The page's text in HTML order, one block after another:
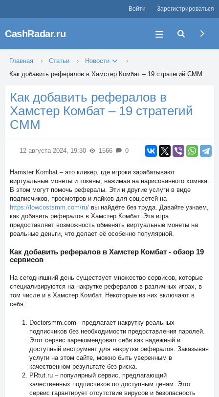
Войти Зарегистрироваться
CashRadar.ru
Главная Статьи
Новости
Как добавить рефералов в Хамстер Комбат – 19 стратегий СММ
Как добавить рефералов в
Хамстер Комбат – 19 стратегий
СММ
12 августа 2024, 19:30 1566 0
Hamster Kombat – это кликер, где игроки зарабатывают
виртуальные монеты и токены, нажимая на нарисованного хомяка.
В этом могут помочь рефералы. Эти и другие услуги в виде
подписчиков, просмотров и лайков для соц.сетей на
https://lowcostsmm.com/ru/ вы найдёте без труда. Давайте узнаем,
как добавить рефералов в Хамстер Комбат. Эта игра
предоставляет возможность обменять виртуальные монеты на
реальные деньги, что делает её особенно популярной.
Как добавить рефералов в Хамстер Комбат - обзор 19
сервисов
На сегодняшний день существует множество сервисов, которые
специализируются на накрутке рефералов в различных играх, в
том числе и в Хамстер Комбат. Некоторые из них включают в
себя:
Doctorsmm.com - предлагает накрутку реальных
подписчиков без необходимости предоставления паролей.
Этот сервис зарекомендовал себя как надежный и
доступный инструмент для накрутки рефералов. Заказывая
услуги на этом сайте, можно быть уверенным в
качественном результате без риска.
PRtut.ru – популярный сервис, предлагающий
качественных подписчиков по доступным ценам. Этот
сервис гарантирует отсутствие вирусов и безопасность